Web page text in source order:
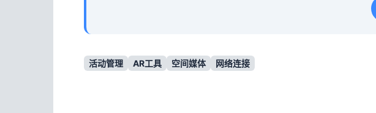
活动管理 AR工具 空间媒体 网络连接